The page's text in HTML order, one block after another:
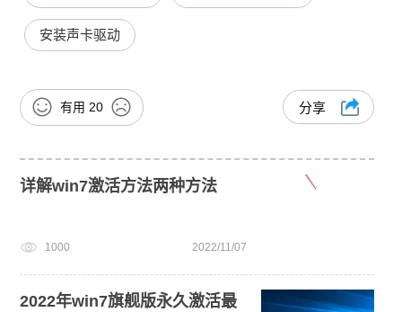
安装声卡驱动
有用 20 分享
详解win7激活方法两种方法
1000 2022/11/07
2022年win7旗舰版永久激活最